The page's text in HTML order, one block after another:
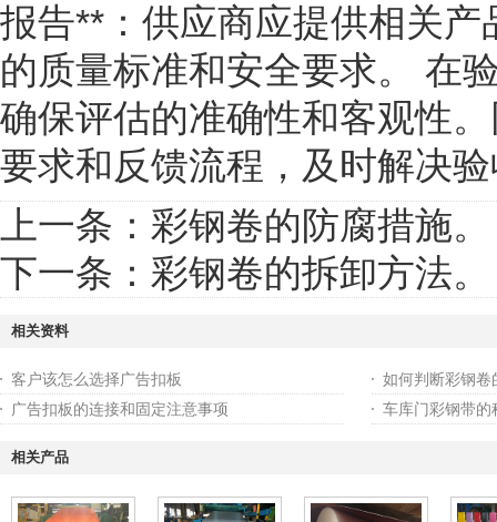
报告**：供应商应提供相关
的质量标准和安全要求。 在
确保评估的准确性和客观性
要求和反馈流程，及时解决
上一条： 彩钢卷的防腐措施。
下一条： 彩钢卷的拆卸方法。
相关资料
客户该怎么选择广告扣板
如何判断彩钢卷
广告扣板的连接和固定注意事项
车库门彩钢带的
相关产品